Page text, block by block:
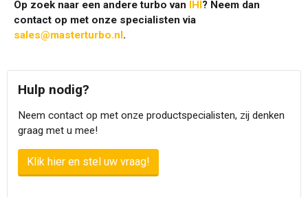
Op zoek naar een andere turbo van IHI? Neem dan
contact op met onze specialisten via
sales@masterturbo.nl.
Hulp nodig?
Neem contact op met onze productspecialisten, zij denken
graag met u mee!
Klik hier en stel uw vraag!